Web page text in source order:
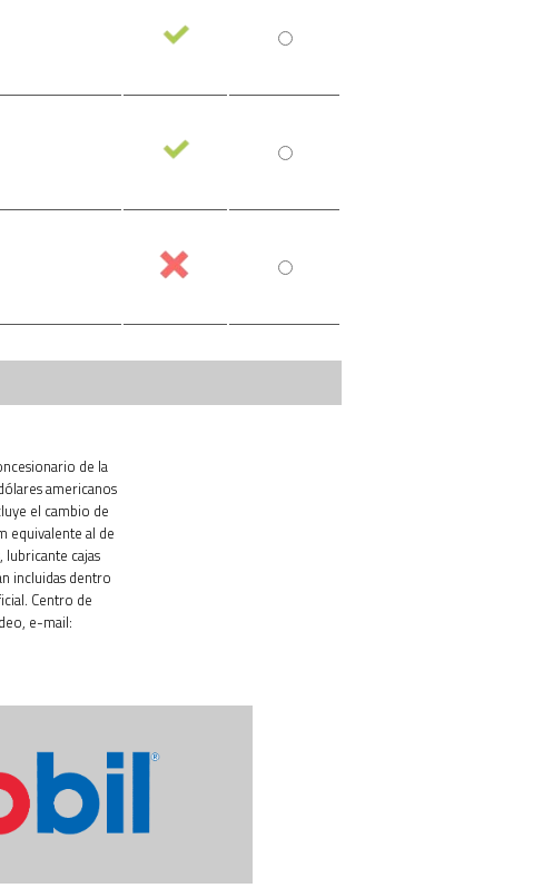
de la
americanos
el cambio de
equivalente al de
cajas
incluidas dentro
Centro de
e-mail: